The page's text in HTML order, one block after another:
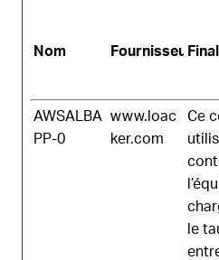
Nom Fournisseur
AWSALBA
PP-0
www.loac
ker.com
Ce
le